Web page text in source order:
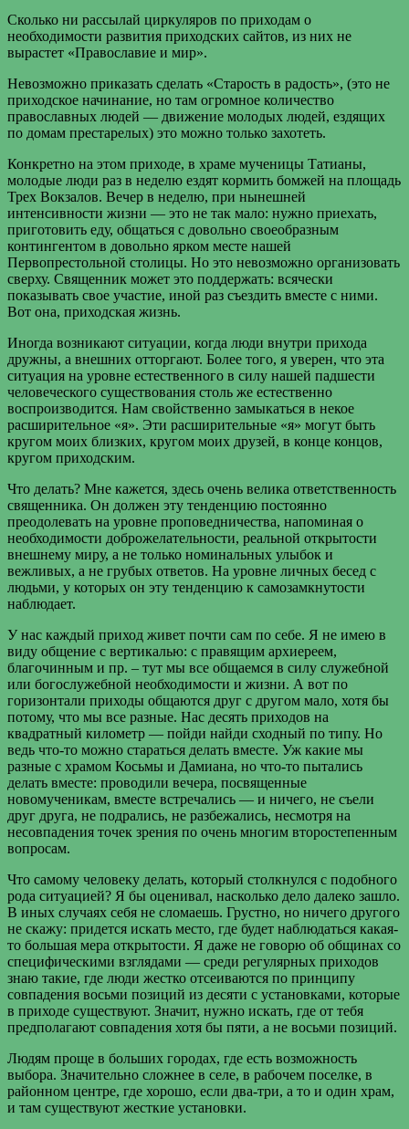
Сколько ни рассылай циркуляров по приходам о
необходимости развития приходских сайтов, из них не
вырастет «Православие и мир».
Невозможно приказать сделать «Старость в радость», (это не
приходское начинание, но там огромное количество
православных людей — движение молодых людей, ездящих
по домам престарелых) это можно только захотеть.
Конкретно на этом приходе, в храме мученицы Татианы,
молодые люди раз в неделю ездят кормить бомжей на площадь
Трех Вокзалов. Вечер в неделю, при нынешней
интенсивности жизни — это не так мало: нужно приехать,
приготовить еду, общаться с довольно своеобразным
контингентом в довольно ярком месте нашей
Первопрестольной столицы. Но это невозможно организовать
сверху. Священник может это поддержать: всячески
показывать свое участие, иной раз съездить вместе с ними.
Вот она, приходская жизнь.
Иногда возникают ситуации, когда люди внутри прихода
дружны, а внешних отторгают. Более того, я уверен, что эта
ситуация на уровне естественного в силу нашей падшести
человеческого существования столь же естественно
воспроизводится. Нам свойственно замыкаться в некое
расширительное «я». Эти расширительные «я» могут быть
кругом моих близких, кругом моих друзей, в конце концов,
кругом приходским.
Что делать? Мне кажется, здесь очень велика ответственность
священника. Он должен эту тенденцию постоянно
преодолевать на уровне проповедничества, напоминая о
необходимости доброжелательности, реальной открытости
внешнему миру, а не только номинальных улыбок и
вежливых, а не грубых ответов. На уровне личных бесед с
людьми, у которых он эту тенденцию к самозамкнутости
наблюдает.
У нас каждый приход живет почти сам по себе. Я не имею в
виду общение с вертикалью: с правящим архиереем,
благочинным и пр. – тут мы все общаемся в силу служебной
или богослужебной необходимости и жизни. А вот по
горизонтали приходы общаются друг с другом мало, хотя бы
потому, что мы все разные. Нас десять приходов на
квадратный километр — пойди найди сходный по типу. Но
ведь что-то можно стараться делать вместе. Уж какие мы
разные с храмом Косьмы и Дамиана, но что-то пытались
делать вместе: проводили вечера, посвященные
новомученикам, вместе встречались — и ничего, не съели
друг друга, не подрались, не разбежались, несмотря на
несовпадения точек зрения по очень многим второстепенным
вопросам.
Что самому человеку делать, который столкнулся с подобного
рода ситуацией? Я бы оценивал, насколько дело далеко зашло.
В иных случаях себя не сломаешь. Грустно, но ничего другого
не скажу: придется искать место, где будет наблюдаться какая-
то большая мера открытости. Я даже не говорю об общинах со
специфическими взглядами — среди регулярных приходов
знаю такие, где люди жестко отсеиваются по принципу
совпадения восьми позиций из десяти с установками, которые
в приходе существуют. Значит, нужно искать, где от тебя
предполагают совпадения хотя бы пяти, а не восьми позиций.
Людям проще в больших городах, где есть возможность
выбора. Значительно сложнее в селе, в рабочем поселке, в
районном центре, где хорошо, если два-три, а то и один храм,
и там существуют жесткие установки.